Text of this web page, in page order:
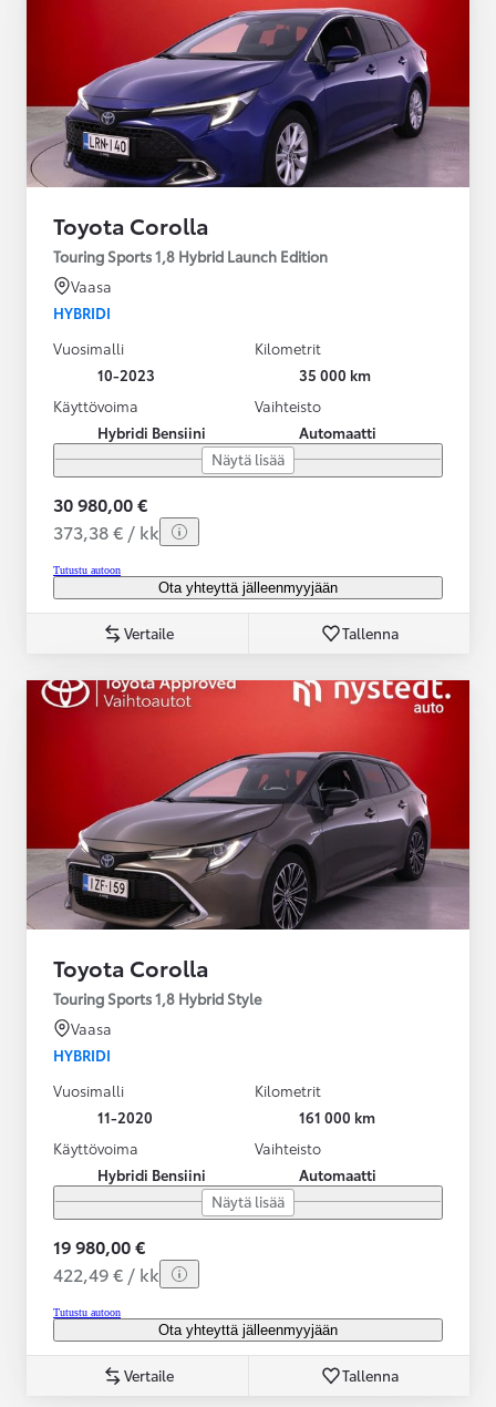
Toyota Corolla
Touring Sports 1,8 Hybrid Launch Edition
Vaasa
HYBRIDI
Vuosimalli
10-2023
Kilometrit
35 000 km
Käyttövoima
Hybridi Bensiini
Vaihteisto
Automaatti
Näytä lisää
30 980,00 €
373,38 € / kk
Tutustu autoon
Ota yhteyttä jälleenmyyjään
Vertaile Tallenna
Toyota Corolla
Touring Sports 1,8 Hybrid Style
Vaasa
HYBRIDI
Vuosimalli
11-2020
Kilometrit
161 000 km
Käyttövoima
Hybridi Bensiini
Vaihteisto
Automaatti
Näytä lisää
19 980,00 €
422,49 € / kk
Tutustu autoon
Ota yhteyttä jälleenmyyjään
Vertaile Tallenna